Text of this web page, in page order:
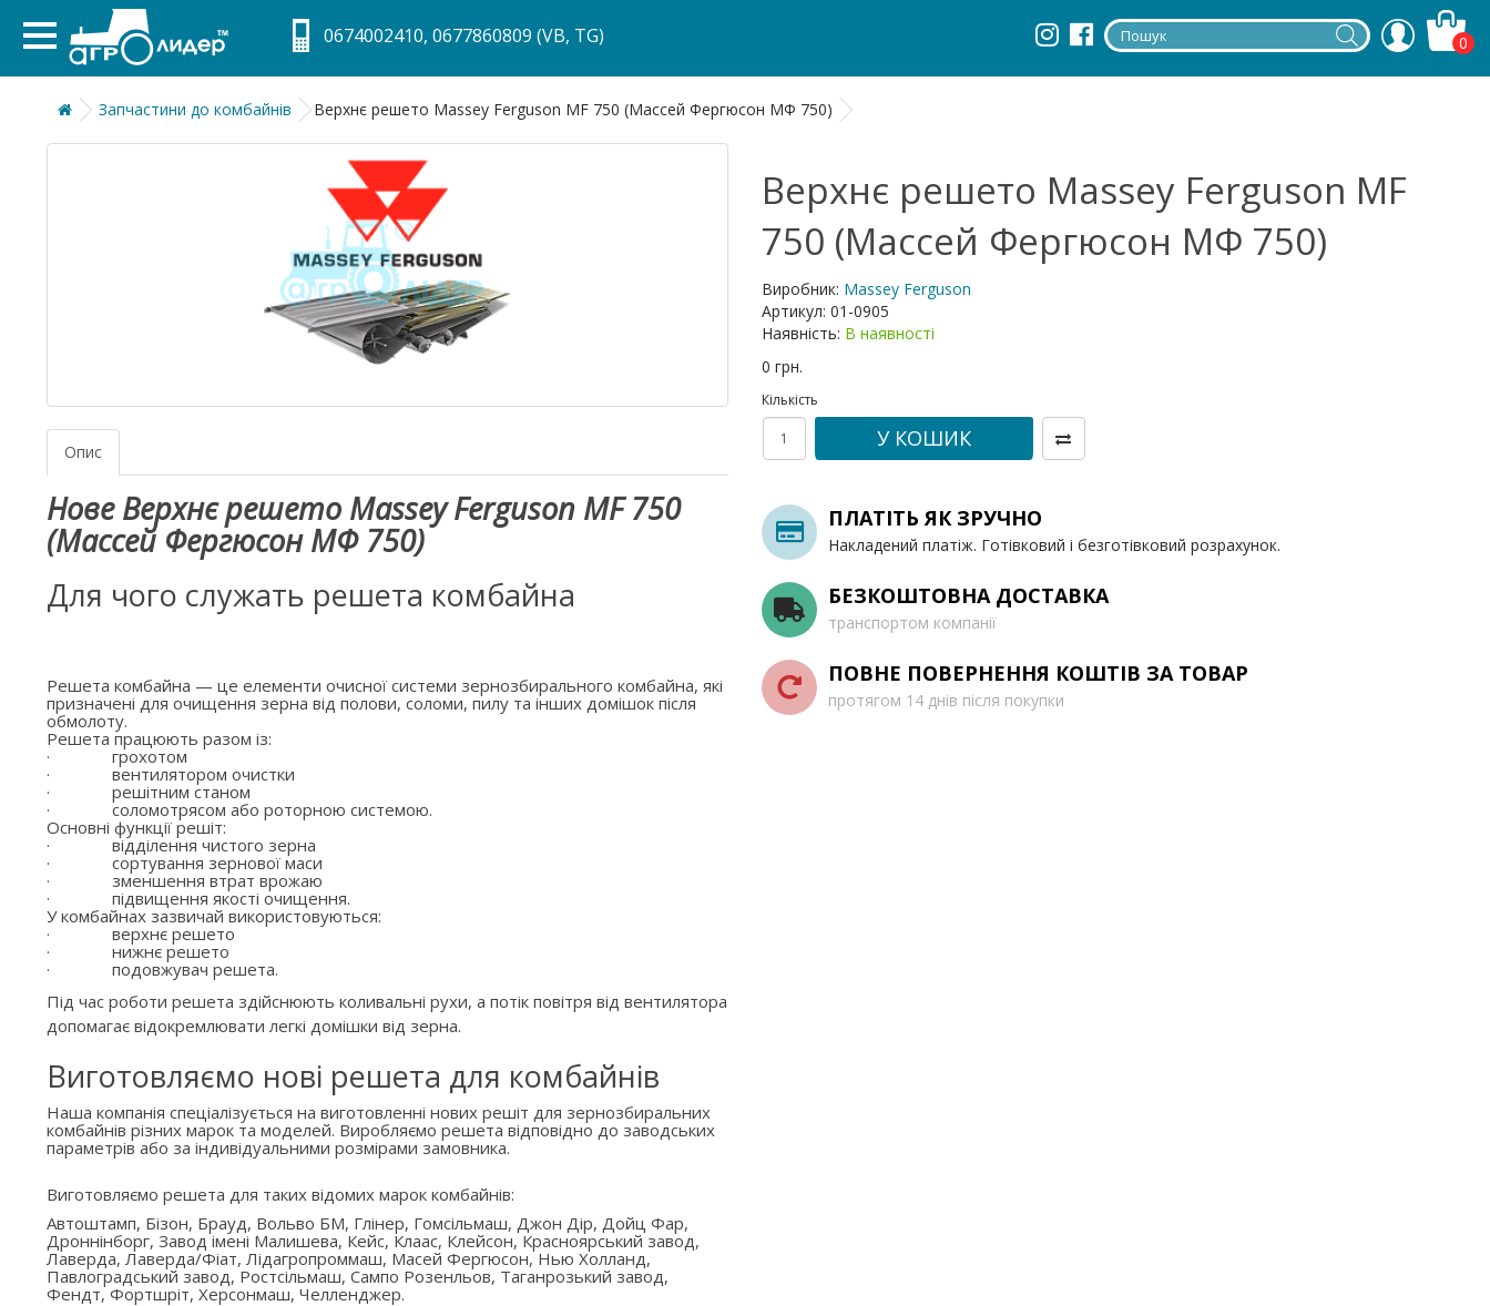
0674002410, 0677860809 (VB, TG) 0
Запчастини до комбайнів Верхнє решето Massey Ferguson MF 750 (Массей Фергюсон МФ 750)
Опис
Нове Верхнє решето Massey Ferguson MF 750
(Массей Фергюсон МФ 750)
Для чого служать решета комбайна
Решета комбайна — це елементи очисної системи зернозбирального комбайна, які
призначені для очищення зерна від полови, соломи, пилу та інших домішок після
обмолоту.
Решета працюють разом із:
·
грохотом
·
вентилятором очистки
·
решітним станом
·
соломотрясом або роторною системою.
Основні функції решіт:
·
відділення чистого зерна
·
сортування зернової маси
·
зменшення втрат врожаю
·
підвищення якості очищення.
У комбайнах зазвичай використовуються:
·
верхнє решето
·
нижнє решето
·
подовжувач решета.
Під час роботи решета здійснюють коливальні рухи, а потік повітря від вентилятора
допомагає відокремлювати легкі домішки від зерна.
Виготовляємо нові решета для комбайнів
Наша компанія спеціалізується на виготовленні нових решіт для зернозбиральних
комбайнів різних марок та моделей. Виробляємо решета відповідно до заводських
параметрів або за індивідуальними розмірами замовника.
Виготовляємо решета для таких відомих марок комбайнів:
Автоштамп, Бізон, Брауд, Вольво БМ, Глінер, Гомсільмаш, Джон Дір, Дойц Фар,
Дроннінборг, Завод імені Малишева, Кейс, Клаас, Клейсон, Красноярський завод,
Лаверда, Лаверда/Фіат, Лідагропроммаш, Масей Фергюсон, Нью Холланд,
Павлоградський завод, Ростсільмаш, Сампо Розенльов, Таганрозький завод,
Фендт, Фортшріт, Херсонмаш, Челленджер.
Верхнє решето Massey Ferguson MF
750 (Массей Фергюсон МФ 750)
Виробник: Massey Ferguson
Артикул: 01-0905
Наявність: В наявності
0 грн.
Кількість
У КОШИК
ПЛАТІТЬ ЯК ЗРУЧНО
Накладений платіж. Готівковий і безготівковий розрахунок.
БЕЗКОШТОВНА ДОСТАВКА
транспортом компанії
ПОВНЕ ПОВЕРНЕННЯ КОШТІВ ЗА ТОВАР
протягом 14 днів після покупки